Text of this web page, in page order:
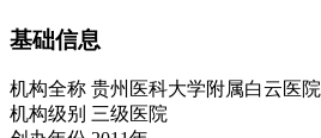
基础信息
机构全称 贵州医科大学附属白云医院
机构级别 三级医院